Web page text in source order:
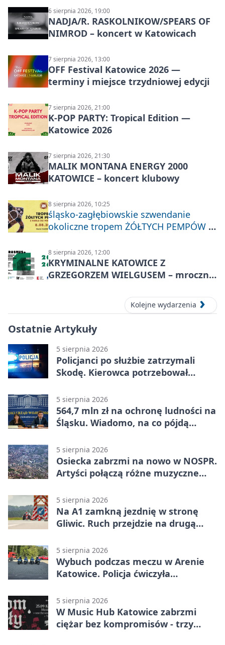
6 sierpnia 2026, 19:00
NADJA/R. RASKOLNIKOW/SPEARS OF
NIMROD – koncert w Katowicach
7 sierpnia 2026, 13:00
OFF Festival Katowice 2026 —
terminy i miejsce trzydniowej edycji
7 sierpnia 2026, 21:00
K-POP PARTY: Tropical Edition —
Katowice 2026
7 sierpnia 2026, 21:30
MALIK MONTANA ENERGY 2000
KATOWICE – koncert klubowy
8 sierpnia 2026, 10:25
śląsko-zagłębiowskie szwendanie
okoliczne tropem ŻÓŁTYCH PEMPÓW z
8 sierpnia 2026, 12:00
KRYMINALNE KATOWICE Z
GRZEGORZEM WIELGUSEM – mroczne
Kolejne wydarzenia
Ostatnie Artykuły
5 sierpnia 2026
Policjanci po służbie zatrzymali
Skodę. Kierowca potrzebował
5 sierpnia 2026
564,7 mln zł na ochronę ludności na
Śląsku. Wiadomo, na co pójdą
5 sierpnia 2026
Osiecka zabrzmi na nowo w NOSPR.
Artyści połączą różne muzyczne
5 sierpnia 2026
Na A1 zamkną jezdnię w stronę
Gliwic. Ruch przejdzie na drugą
5 sierpnia 2026
Wybuch podczas meczu w Arenie
Katowice. Policja ćwiczyła
5 sierpnia 2026
W Music Hub Katowice zabrzmi
ciężar bez kompromisów - trzy